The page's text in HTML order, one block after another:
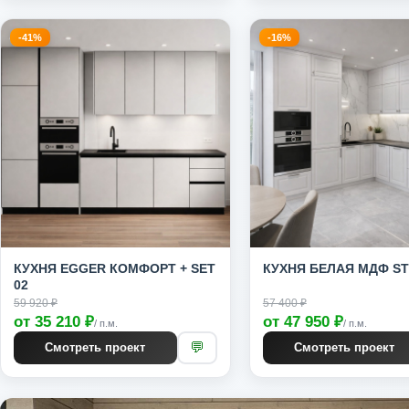
-41%
КУХНЯ EGGER КОМФОРТ + SET
02
59 920 ₽
от 35 210 ₽/ п.м.
Смотреть проект 💬
-16%
КУХНЯ БЕЛАЯ МДФ
57 400 ₽
от 47 950 ₽/ п.м.
Смотреть проект